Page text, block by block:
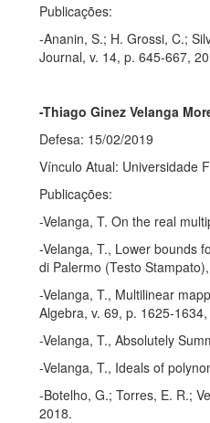
Publicações:
-Ananin, S.; H. Grossi, C.;
Journal, v. 14, p. 645-667,
-Thiago Ginez Velanga
Defesa: 15/02/2019
Vínculo Atual: Universidade
Publicações:
-Velanga, T. On the real
-Velanga, T., Lower bounds
di Palermo (Testo
-Velanga, T., Multilinear
Algebra, v. 69, p. 1625-
-Velanga, T., Absolutely
-Velanga, T., Ideals of
-Botelho, G.; Torres, E. R.;
2018.